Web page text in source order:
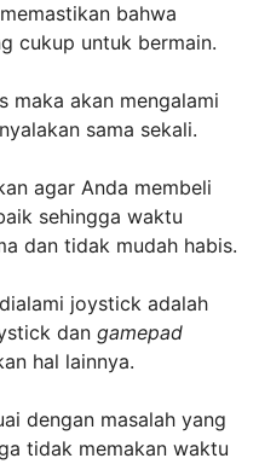
bahwa
cukup untuk bermain.
maka akan mengalami
sama sekali.
agar Anda membeli
sehingga waktu
dan tidak mudah habis.
joystick adalah
dan gamepad
hal lainnya.
dengan masalah yang
tidak memakan waktu